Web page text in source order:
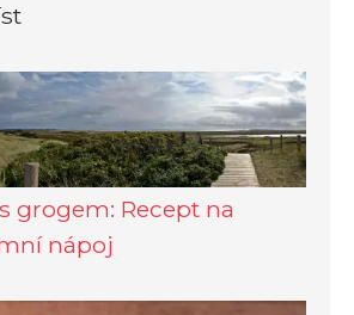
grogem: Recept na
nápoj